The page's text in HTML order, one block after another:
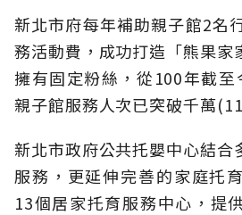
新北市府每年補助親子館2名
務活動費，成功打造「熊果家
擁有固定粉絲，從100年截
親子館服務人次已突破千萬
新北市政府公共托嬰中心結合
服務，更延伸完善的家庭托
13個居家托育服務中心，提